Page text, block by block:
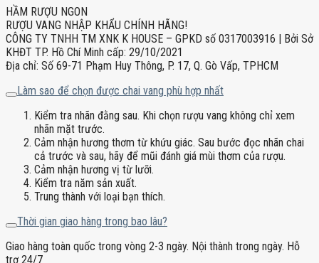
HẦM RƯỢU NGON
RƯỢU VANG NHẬP KHẨU CHÍNH HÃNG!
CÔNG TY TNHH TM XNK K HOUSE – GPKD số 0317003916 | Bởi Sở
KHĐT TP. Hồ Chí Minh cấp: 29/10/2021
Địa chỉ: Số 69-71 Phạm Huy Thông, P. 17, Q. Gò Vấp, TPHCM
Làm sao để chọn được chai vang phù hợp nhất
Kiểm tra nhãn đằng sau. Khi chọn rượu vang không chỉ xem
nhãn mặt trước.
Cảm nhận hương thơm từ khứu giác. Sau bước đọc nhãn chai
cả trước và sau, hãy để mũi đánh giá mùi thơm của rượu.
Cảm nhận hương vị từ lưỡi.
Kiểm tra năm sản xuất.
Trung thành với loại bạn thích.
Thời gian giao hàng trong bao lâu?
Giao hàng toàn quốc trong vòng 2-3 ngày. Nội thành trong ngày. Hỗ
trợ 24/7